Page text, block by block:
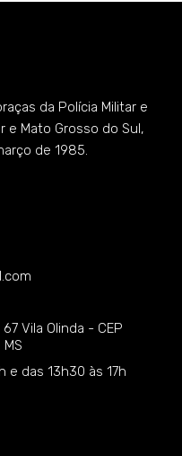
da Polícia Militar e
e Mato Grosso do Sul,
de 1985.
Vila Olinda - CEP
e das 13h30 às 17h